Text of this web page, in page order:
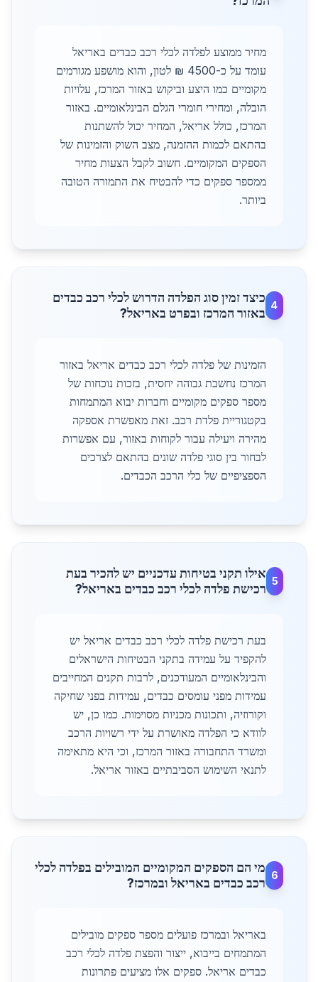
מחיר ממוצע לפלדה לכלי רכב כבדים באריאל
עומד על כ-4500 ₪ לטון, והוא מושפע מגורמים
מקומיים כמו היצע וביקוש באזור המרכז, עלויות
הובלה, ומחירי חומרי הגלם הבינלאומיים. באזור
המרכז, כולל אריאל, המחיר יכול להשתנות
בהתאם לכמות ההזמנה, מצב השוק והזמינות של
הספקים המקומיים. חשוב לקבל הצעות מחיר
ממספר ספקים כדי להבטיח את התמורה הטובה
ביותר.
4
כיצד זמין סוג הפלדה הדרוש לכלי רכב כבדים
באזור המרכז ובפרט באריאל?
הזמינות של פלדה לכלי רכב כבדים אריאל באזור
המרכז נחשבת גבוהה יחסית, בזכות נוכחות של
מספר ספקים מקומיים וחברות יבוא המתמחות
בקטגוריית פלדת רכב. זאת מאפשרת אספקה
מהירה ויעילה עבור לקוחות באזור, עם אפשרות
לבחור בין סוגי פלדה שונים בהתאם לצרכים
הספציפיים של כלי הרכב הכבדים.
5
אילו תקני בטיחות עדכניים יש להכיר בעת
רכישת פלדה לכלי רכב כבדים באריאל?
בעת רכישת פלדה לכלי רכב כבדים אריאל יש
להקפיד על עמידה בתקני הבטיחות הישראלים
והבינלאומיים המעודכנים, לרבות תקנים המחייבים
עמידות מפני עומסים כבדים, עמידות בפני שחיקה
וקורוזיה, ותכונות מכניות מסוימות. כמו כן, יש
לוודא כי הפלדה מאושרת על ידי רשויות הרכב
ומשרד התחבורה באזור המרכז, וכי היא מתאימה
לתנאי השימוש הסביבתיים באזור אריאל.
6
מי הם הספקים המקומיים המובילים בפלדה לכלי
רכב כבדים באריאל ובמרכז?
באריאל ובמרכז פועלים מספר ספקים מובילים
המתמחים בייבוא, ייצור והפצת פלדה לכלי רכב
כבדים אריאל. ספקים אלו מציעים פתרונות